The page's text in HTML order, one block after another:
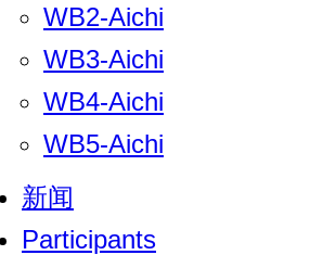
WB2-Aichi
WB3-Aichi
WB4-Aichi
WB5-Aichi
新闻
Participants